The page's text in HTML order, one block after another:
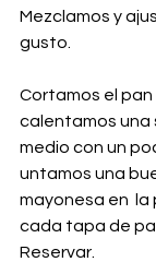
Mezclamos y
gusto.
Cortamos el pan
calentamos una
medio con un
untamos una
mayonesa en
cada tapa de
Reservar.